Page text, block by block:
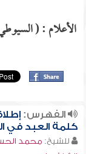
الأعلام : (
الفهرس:
كلمة العبد في
للشيخ: محمد